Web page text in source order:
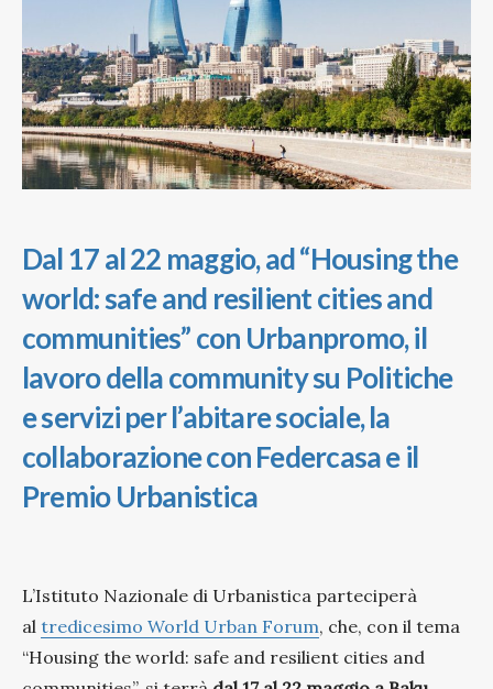
Dal 17 al 22 maggio, ad “Housing the
world: safe and resilient cities and
communities” con Urbanpromo, il
lavoro della community su Politiche
e servizi per l’abitare sociale, la
collaborazione con Federcasa e il
Premio Urbanistica
L’Istituto Nazionale di Urbanistica parteciperà
al tredicesimo World Urban Forum, che, con il tema
“Housing the world: safe and resilient cities and